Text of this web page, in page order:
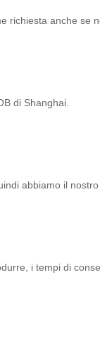
richiesta anche se
di Shanghai.
abbiamo il
i tempi di